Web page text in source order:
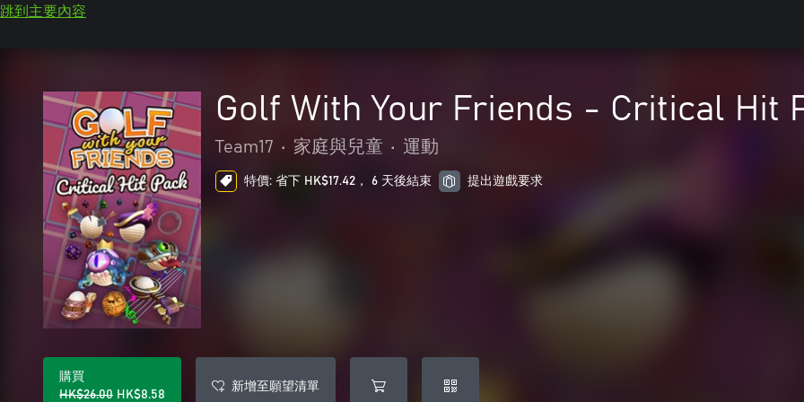
跳到主要內容
Golf With Your Friends - Critical Hit
Team17 • 家庭與兒童 • 運動
特價: 省下 HK$17.42， 6 天後結束 提出遊戲要求
購買
HK$26.00 HK$8.58
新增至願望清單